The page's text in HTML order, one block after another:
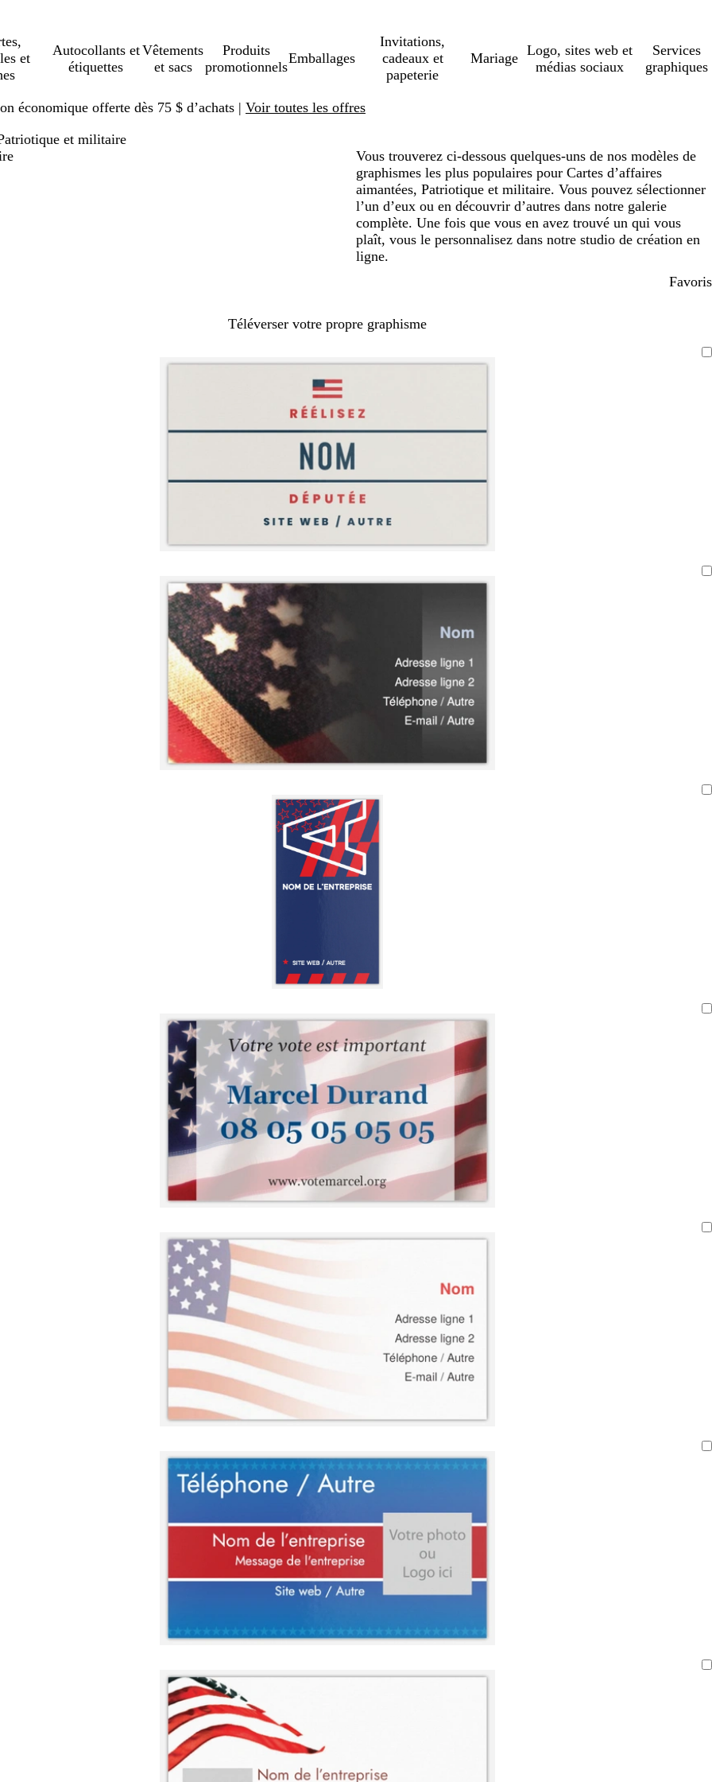
et
Autocollants et
étiquettes
Vêtements
et sacs
Produits
promotionnels
Emballages
Invitations,
cadeaux et
papeterie
Mariage
Logo, sites web et
médias sociaux
Services
graphiques
économique offerte dès 75 $ d’achats | Voir toutes les offres
et militaire
Vous trouverez ci-dessous quelques-uns de nos modèles de
graphismes les plus populaires pour Cartes d’affaires
aimantées, Patriotique et militaire. Vous pouvez sélectionner
l’un d’eux ou en découvrir d’autres dans notre galerie
complète. Une fois que vous en avez trouvé un qui vous
plaît, vous le personnalisez dans notre studio de création en
ligne.
Favoris
Téléverser votre propre graphisme